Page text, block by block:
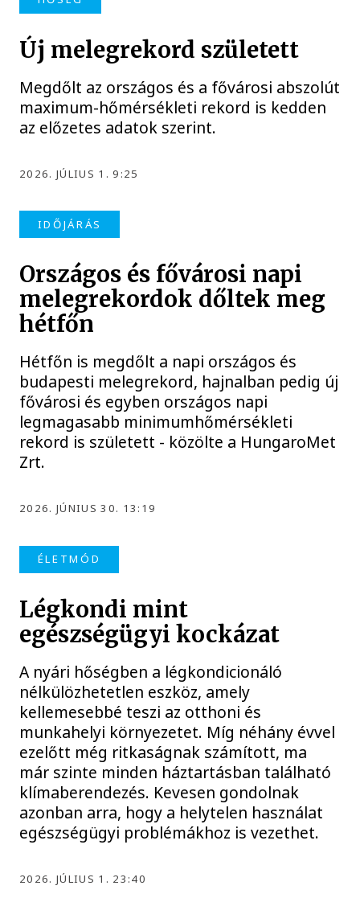
Új melegrekord született
Megdőlt az országos és a fővárosi abszolút
maximum-hőmérsékleti rekord is kedden
az előzetes adatok szerint.
2026. JÚLIUS 1. 9:25
IDŐJÁRÁS
Országos és fővárosi napi
melegrekordok dőltek meg
hétfőn
Hétfőn is megdőlt a napi országos és
budapesti melegrekord, hajnalban pedig új
fővárosi és egyben országos napi
legmagasabb minimumhőmérsékleti
rekord is született - közölte a HungaroMet
Zrt.
2026. JÚNIUS 30. 13:19
ÉLETMÓD
Légkondi mint
egészségügyi kockázat
A nyári hőségben a légkondicionáló
nélkülözhetetlen eszköz, amely
kellemesebbé teszi az otthoni és
munkahelyi környezetet. Míg néhány évvel
ezelőtt még ritkaságnak számított, ma
már szinte minden háztartásban található
klímaberendezés. Kevesen gondolnak
azonban arra, hogy a helytelen használat
egészségügyi problémákhoz is vezethet.
2026. JÚLIUS 1. 23:40